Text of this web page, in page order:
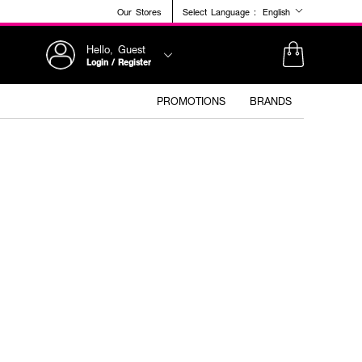
Our Stores Select Language : English
Hello, Guest
Login / Register
PROMOTIONS BRANDS